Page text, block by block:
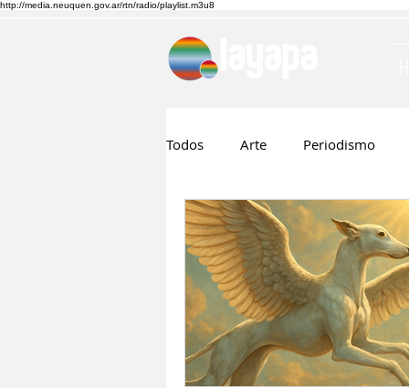
http://media.neuquen.gov.ar/rtn/radio/playlist.m3u8
Todos Arte Periodismo
Ruben Boggi Hilda Lopez
Musica Cine Nico
Fernando Barraza